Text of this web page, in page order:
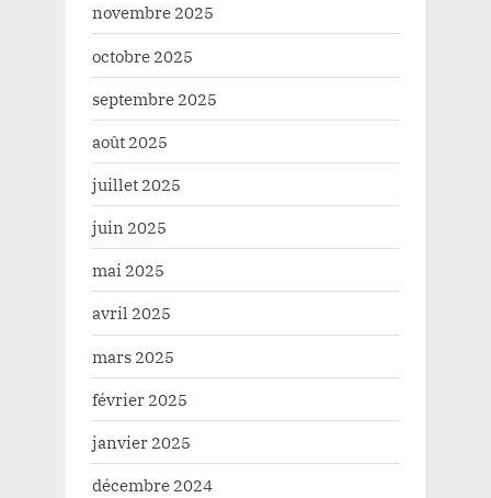
novembre 2025
octobre 2025
septembre 2025
août 2025
juillet 2025
juin 2025
mai 2025
avril 2025
mars 2025
février 2025
janvier 2025
décembre 2024